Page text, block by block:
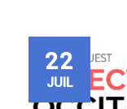
22
JUIL